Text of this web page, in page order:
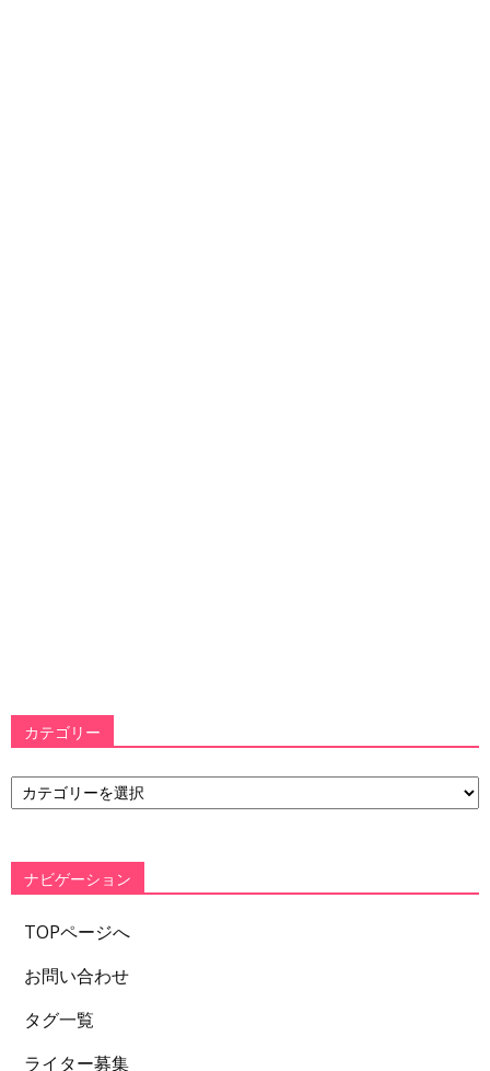
カテゴリー
カ
テ
ー
ナビゲーション
TOPページへ
お問い合わせ
タグ一覧
ライター募集